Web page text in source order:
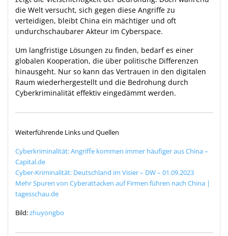
die Welt versucht, sich gegen diese Angriffe zu
verteidigen, bleibt China ein mächtiger und oft
undurchschaubarer Akteur im Cyberspace.
Um langfristige Lösungen zu finden, bedarf es einer
globalen Kooperation, die über politische Differenzen
hinausgeht. Nur so kann das Vertrauen in den digitalen
Raum wiederhergestellt und die Bedrohung durch
Cyberkriminalität effektiv eingedämmt werden.
Weiterführende Links und Quellen
Cyberkriminalität: Angriffe kommen immer häufiger aus China –
Capital.de
Cyber-Kriminalität: Deutschland im Visier – DW – 01.09.2023
Mehr Spuren von Cyberattacken auf Firmen führen nach China |
tagesschau.de
Bild:zhuyongbo